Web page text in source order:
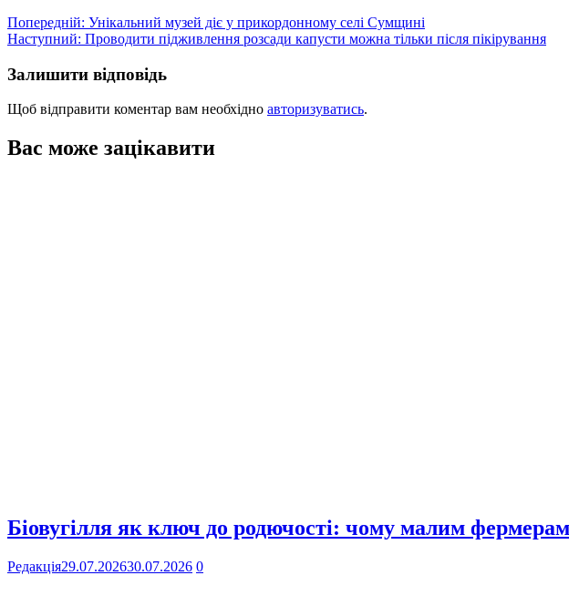
Навігація
записів
Попередній: Унікальний музей діє у прикордонному селі Сумщині
Наступний: Проводити підживлення розсади капусти можна тільки після пікірування
Залишити відповідь
Щоб відправити коментар вам необхідно авторизуватись.
Вас може зацікавити
Біовугілля як ключ до родючості: чому малим
Редакція29.07.202630.07.2026 0